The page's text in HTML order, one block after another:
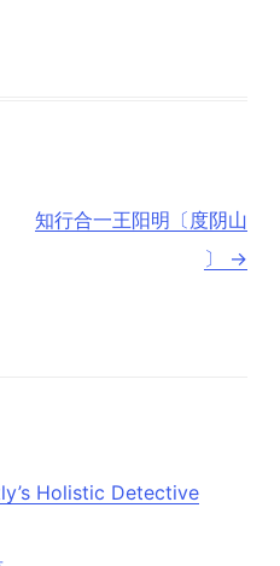
知行合一王阳明〔度阴山
〕
→
Holistic Detective